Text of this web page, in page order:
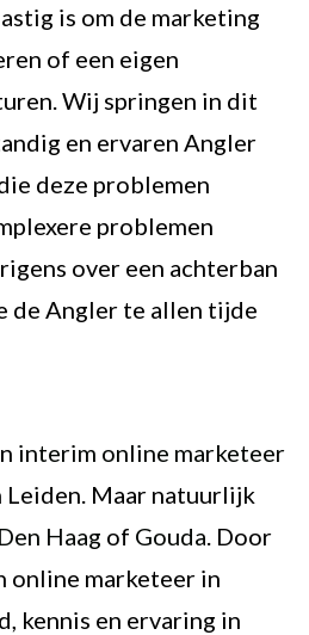
is om de marketing
of een eigen
Wij springen in dit
en ervaren Angler
deze problemen
problemen
over een achterban
de Angler te allen tijde
interim online marketeer
Leiden. Maar natuurlijk
Den Haag of Gouda . Door
online marketeer in
kennis en ervaring in